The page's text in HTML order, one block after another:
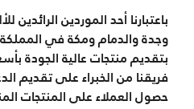
باعتبارنا أحد الموردين الرائدين
وجدة والدمام ومكة في المملكة
بتقديم منتجات عالية الجودة
فريقنا من الخبراء على تقديم
حصول العملاء على المنتجات